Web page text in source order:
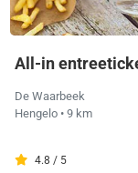
All-in
De Waarbeek
Hengelo • 9 km
4.8 / 5